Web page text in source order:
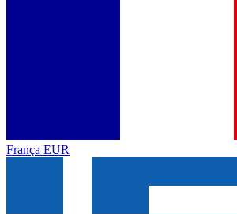
França EUR